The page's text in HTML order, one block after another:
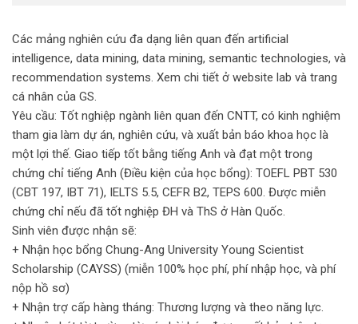
Các mảng nghiên cứu đa dạng liên quan đến artificial
intelligence, data mining, data mining, semantic technologies, và
recommendation systems. Xem chi tiết ở website lab và trang
cá nhân của GS.
Yêu cầu: Tốt nghiệp ngành liên quan đến CNTT, có kinh nghiệm
tham gia làm dự án, nghiên cứu, và xuất bản báo khoa học là
một lợi thế. Giao tiếp tốt bằng tiếng Anh và đạt một trong
chứng chỉ tiếng Anh (Điều kiện của học bổng): TOEFL PBT 530
(CBT 197, IBT 71), IELTS 5.5, CEFR B2, TEPS 600. Được miễn
chứng chỉ nếu đã tốt nghiệp ĐH và ThS ở Hàn Quốc.
Sinh viên được nhận sẽ:
+ Nhận học bổng Chung-Ang University Young Scientist
Scholarship (CAYSS) (miễn 100% học phí, phí nhập học, và phí
nộp hồ sơ)
+ Nhận trợ cấp hàng tháng: Thương lượng và theo năng lực.